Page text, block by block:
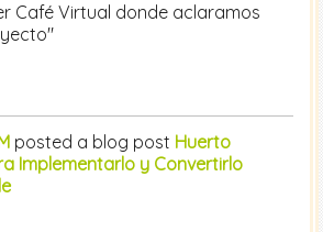
Café Virtual donde aclaramos
posted a blog post Huerto
Implementarlo y Convertirlo